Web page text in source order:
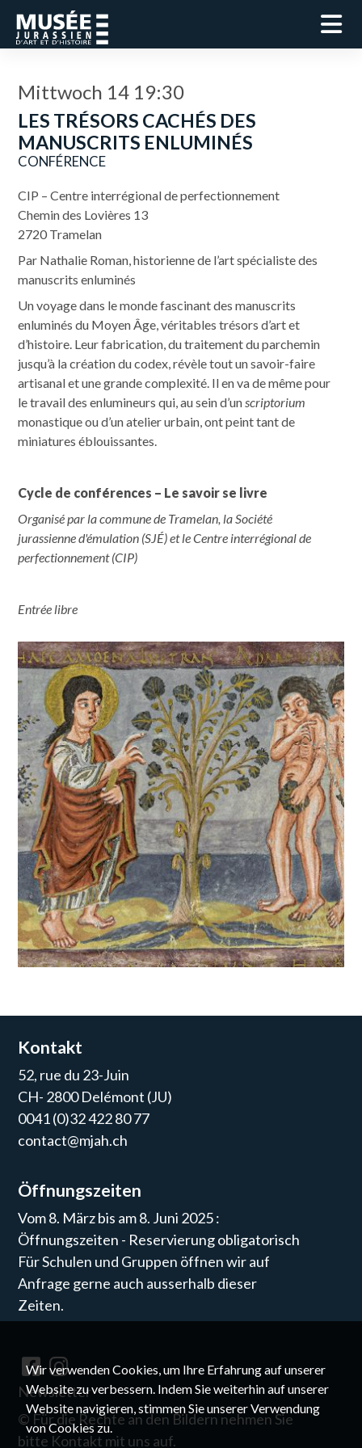
Mittwoch 14 19:30
LES TRÉSORS CACHÉS DES
MANUSCRITS ENLUMINÉS
CONFÉRENCE
CIP – Centre interrégional de perfectionnement
Chemin des Lovières 13
2720 Tramelan
Par Nathalie Roman, historienne de l’art spécialiste des
manuscrits enluminés
Un voyage dans le monde fascinant des manuscrits
enluminés du Moyen Âge, véritables trésors d’art et
d’histoire. Leur fabrication, du traitement du parchemin
jusqu’à la création du codex, révèle tout un savoir-faire
artisanal et une grande complexité. Il en va de même pour
le travail des enlumineurs qui, au sein d’unscriptorium
monastique ou d’un atelier urbain, ont peint tant de
miniatures éblouissantes.
Cycle de conférences – Le savoir se livre
Organisé par la commune de Tramelan, la Société
jurassienne d'émulation (SJÉ) et le Centre interrégional de
perfectionnement (CIP)
Entrée libre
Kontakt
52, rue du 23-Juin
CH- 2800 Delémont (JU)
0041 (0)32 422 80 77
contact@mjah.ch
Öffnungszeiten
Vom 8. März bis am 8. Juni 2025 :
Öffnungszeiten - Reservierung obligatorisch
Für Schulen und Gruppen öffnen wir auf
Anfrage gerne auch ausserhalb dieser
Zeiten.
Newsletter
©Für die Rechte an den Bildern nehmen Sie
bitte Kontakt mit uns auf.
Wir verwenden Cookies, um Ihre Erfahrung auf unserer
Website zu verbessern. Indem Sie weiterhin auf unserer
Website navigieren, stimmen Sie unserer Verwendung
von Cookies zu.